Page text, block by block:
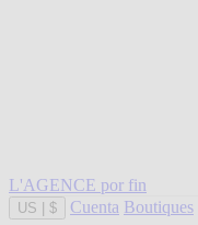
L'AGENCE por fin
US $ Cuenta Boutiques